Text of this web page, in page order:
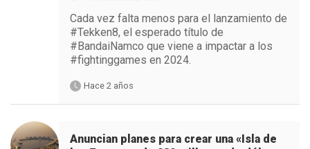
Cada vez falta menos para el lanzamiento de
#Tekken8, el esperado título de
#BandaiNamco que viene a impactar a los
#fightinggames en 2024.
Hace 2 años
Anuncian planes para crear una «Isla de